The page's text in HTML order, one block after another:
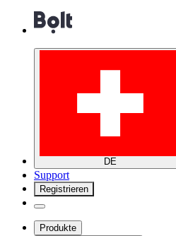
DE
Support
Registrieren
Produkte